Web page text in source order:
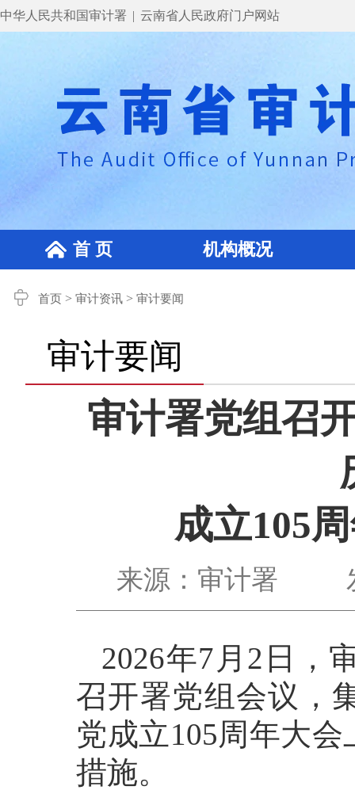
中华人民共和国审计署 | 云南省人民政府门户网站
首 页 机构概况
首页 > 审计资讯 > 审计要闻
审计要闻
审计署党组召
成立105
来源：审计署 发
2026年7月2日，
召开署党组会议，
党成立105周年大
措施。